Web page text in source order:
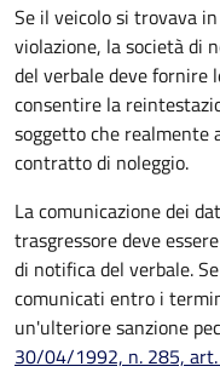
Se il veicolo si trovava
violazione, la società di
del verbale deve fornire
consentire la
soggetto che realmente
contratto di noleggio.
La comunicazione dei
trasgressore deve
di notifica del verbale.
comunicati entro i
un'ulteriore sanzione
30/04/1992, n. 285,